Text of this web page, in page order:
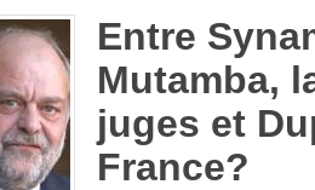
Entre
Mutamba,
juges et
France?